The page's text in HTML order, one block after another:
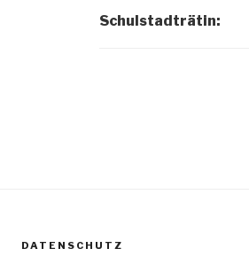
Schulstadträtin:
DATENSCHUTZ